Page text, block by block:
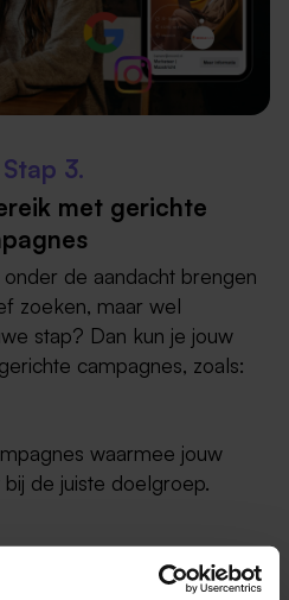
Stap 3.
met gerichte
de aandacht brengen
zoeken, maar wel
stap? Dan kun je jouw
campagnes, zoals:
waarmee jouw
de juiste doelgroep.
mediakanalen zoals De